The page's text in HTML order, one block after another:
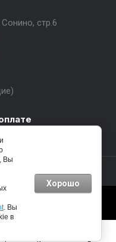
стр.6
Вы
. Вы
в
Хорошо